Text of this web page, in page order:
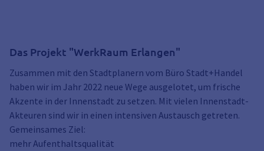
Das Projekt "WerkRaum Erlangen"
Zusammen mit den Stadtplanern vom Büro Stadt+Handel
haben wir im Jahr 2022 neue Wege ausgelotet, um frische
Akzente in der Innenstadt zu setzen. Mit vielen Innenstadt-
Akteuren sind wir in einen intensiven Austausch getreten.
Gemeinsames Ziel:
mehr Aufenthaltsqualität